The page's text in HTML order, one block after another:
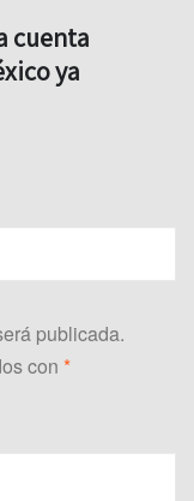
cuenta
ya
publicada.
con *